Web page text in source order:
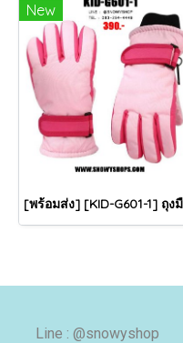
New
Line : @snowyshop